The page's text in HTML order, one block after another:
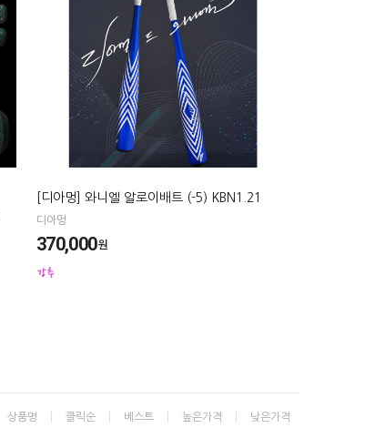
[디아멍] 와니엘 알로이배트 (-5) KBN1.21
디아멍
370,000원
상품명 클릭순 베스트 높은가격 낮은가격